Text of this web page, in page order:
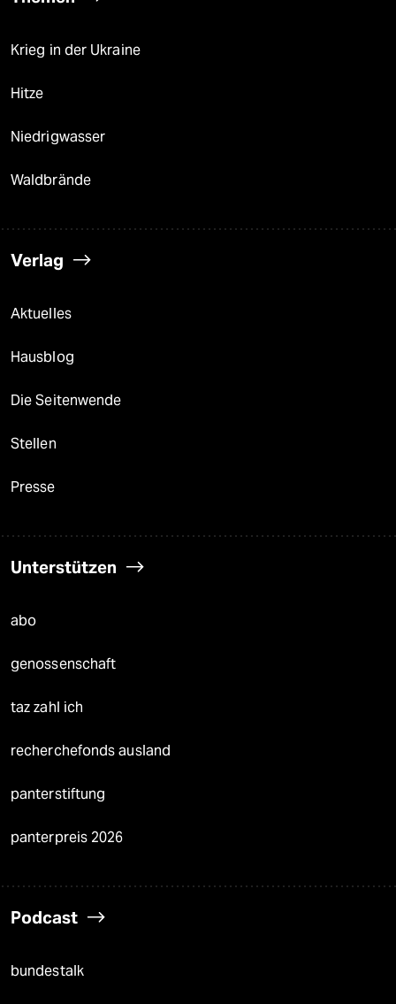
Krieg in der Ukraine
Hitze
Niedrigwasser
Waldbrände
Verlag
Aktuelles
Hausblog
Die Seitenwende
Stellen
Presse
Unterstützen
abo
genossenschaft
taz zahl ich
recherchefonds ausland
panterstiftung
panterpreis 2026
Podcast
bundestalk